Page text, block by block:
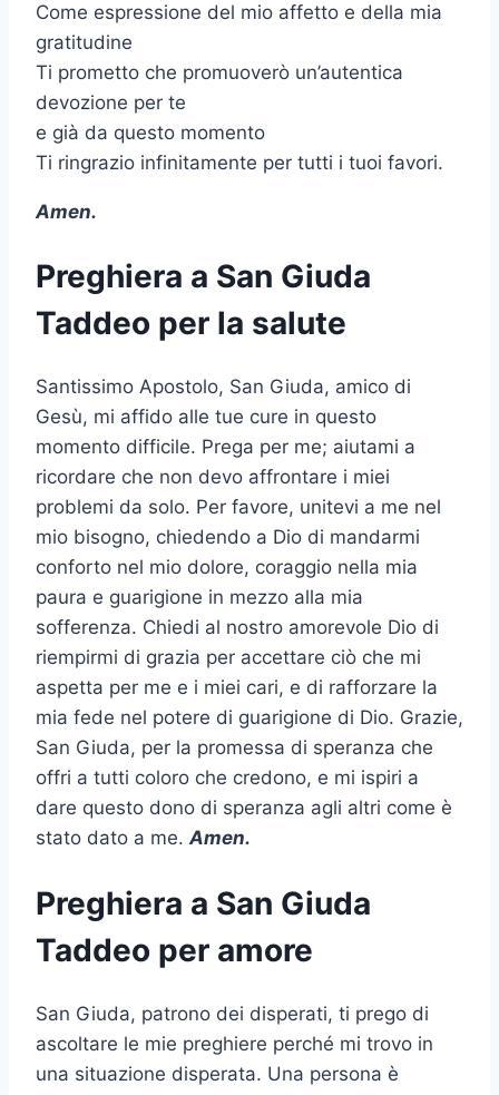
Come espressione del mio affetto e della mia
gratitudine
Ti prometto che promuoverò un’autentica
devozione per te
e già da questo momento
Ti ringrazio infinitamente per tutti i tuoi favori.
Amen.
Preghiera a San Giuda
Taddeo per la salute
Santissimo Apostolo, San Giuda, amico di
Gesù, mi affido alle tue cure in questo
momento difficile. Prega per me; aiutami a
ricordare che non devo affrontare i miei
problemi da solo. Per favore, unitevi a me nel
mio bisogno, chiedendo a Dio di mandarmi
conforto nel mio dolore, coraggio nella mia
paura e guarigione in mezzo alla mia
sofferenza. Chiedi al nostro amorevole Dio di
riempirmi di grazia per accettare ciò che mi
aspetta per me e i miei cari, e di rafforzare la
mia fede nel potere di guarigione di Dio. Grazie,
San Giuda, per la promessa di speranza che
offri a tutti coloro che credono, e mi ispiri a
dare questo dono di speranza agli altri come è
stato dato a me.Amen.
Preghiera a San Giuda
Taddeo per amore
San Giuda, patrono dei disperati, ti prego di
ascoltare le mie preghiere perché mi trovo in
una situazione disperata. Una persona è